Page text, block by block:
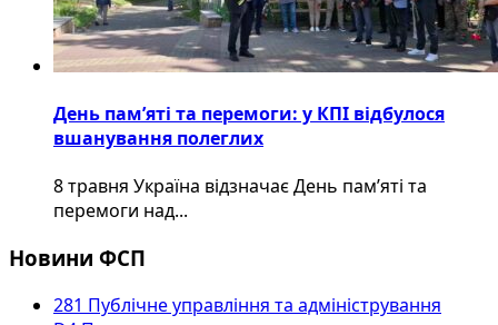
День пам’яті та перемоги: у КПІ відбулося
вшанування полеглих
8 травня Україна відзначає День пам’яті та
перемоги над...
Новини ФСП
281 Публічне управління та адміністрування